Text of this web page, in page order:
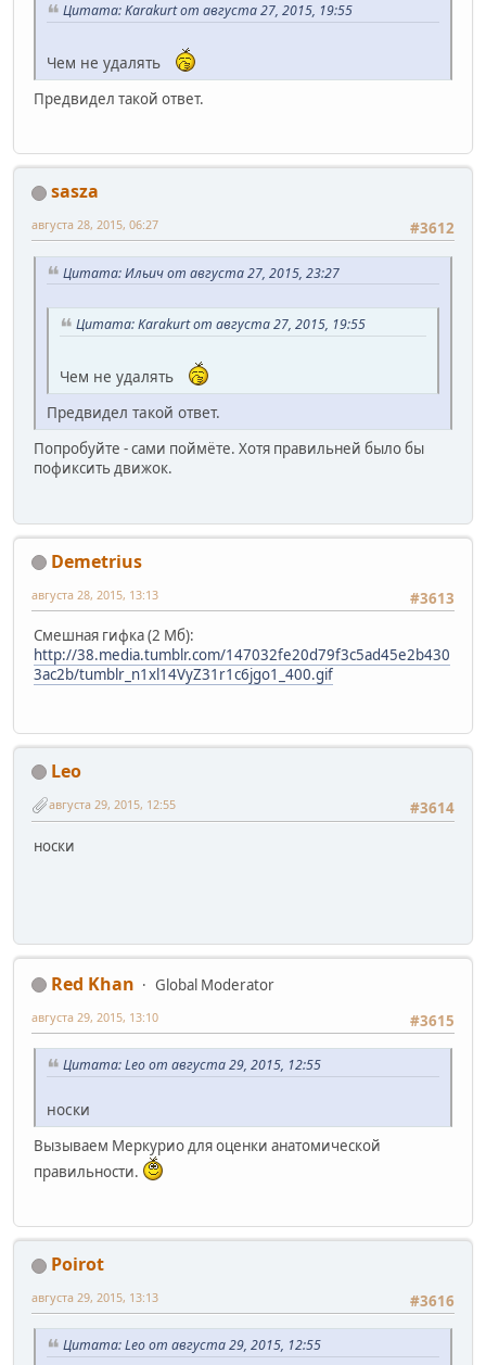
Цитата: Karakurt от августа 27, 2015, 19:55
Чем не удалять
Предвидел такой ответ.
sasza
#3612
августа 28, 2015, 06:27
Цитата: Ильич от августа 27, 2015, 23:27
Цитата: Karakurt от августа 27, 2015, 19:55
Чем не удалять
Предвидел такой ответ.
Попробуйте - сами поймёте. Хотя правильней было бы
пофиксить движок.
Demetrius
#3613
августа 28, 2015, 13:13
Смешная гифка (2 Мб):
http://38.media.tumblr.com/147032fe20d79f3c5ad45e2b430
3ac2b/tumblr_n1xl14VyZ31r1c6jgo1_400.gif
Leo
#3614
августа 29, 2015, 12:55
носки
Red Khan
Global Moderator
#3615
августа 29, 2015, 13:10
Цитата: Leo от августа 29, 2015, 12:55
носки
Вызываем Меркурио для оценки анатомической
правильности.
Poirot
#3616
августа 29, 2015, 13:13
Цитата: Leo от августа 29, 2015, 12:55